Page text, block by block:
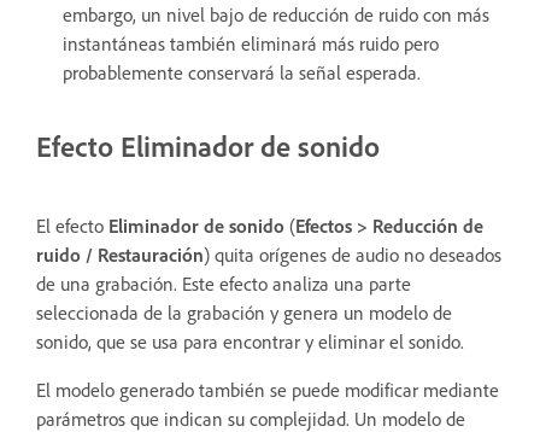
embargo, un nivel bajo de reducción de ruido con más
instantáneas también eliminará más ruido pero
probablemente conservará la señal esperada.
Efecto Eliminador de sonido
El efecto Eliminador de sonido (Efectos > Reducción de
ruido / Restauración) quita orígenes de audio no deseados
de una grabación. Este efecto analiza una parte
seleccionada de la grabación y genera un modelo de
sonido, que se usa para encontrar y eliminar el sonido.
El modelo generado también se puede modificar mediante
parámetros que indican su complejidad. Un modelo de